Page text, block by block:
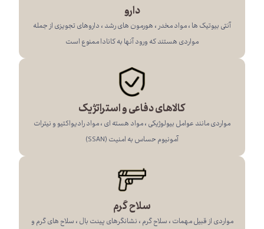
دارو
آنتی بیوتیک ها ، مواد مخدر ، هورمون های رشد ، داروهای تجویزی از جمله
مواردی هستند که ورود آنها به کانادا ممنوع است
کالاهای دفاعی و استراتژیک
مواردی مانند عوامل بیولوژیکی ، مواد هسته ای ، مواد رادیواکتیو و نیترات
آمونیوم حساس به امنیت (SSAN)
سلاح گرم
مواردی از قبیل مهمات ، سلاح گرم ، نشانگرهای پینت بال ، سلاح های گرم و